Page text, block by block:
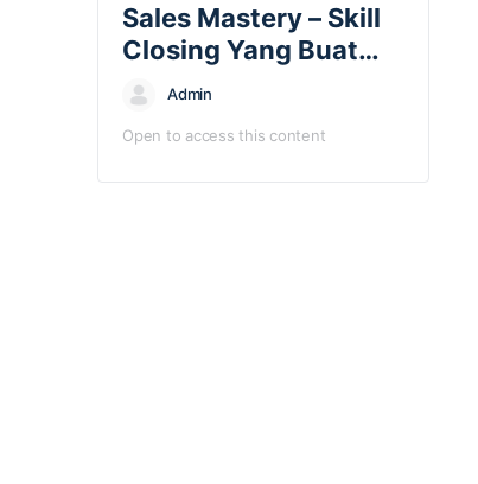
Sales Mastery – Skill
Closing Yang Buat
Pelanggan Tak Tolak
Untuk Beli
Admin
Open to access this content